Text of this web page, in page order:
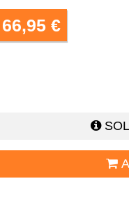
66,95 €